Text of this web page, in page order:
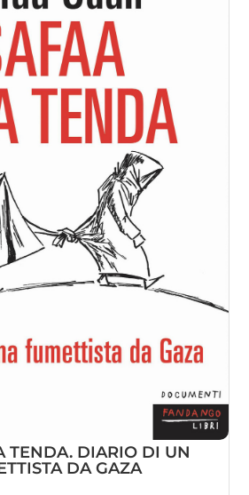
TENDA. DIARIO DI UN
DA GAZA